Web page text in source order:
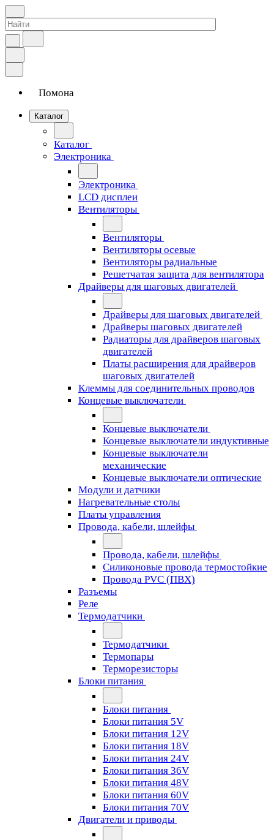
Помона
Каталог
Каталог
Электроника
Электроника
LCD дисплеи
Вентиляторы
Вентиляторы
Вентиляторы осевые
Вентиляторы радиальные
Решетчатая защита для вентилятора
Драйверы для шаговых двигателей
Драйверы для шаговых двигателей
Драйверы шаговых двигателей
Радиаторы для драйверов шаговых
двигателей
Платы расширения для драйверов
шаговых двигателей
Клеммы для соединительных проводов
Концевые выключатели
Концевые выключатели
Концевые выключатели индуктивные
Концевые выключатели
механические
Концевые выключатели оптические
Модули и датчики
Нагревательные столы
Платы управления
Провода, кабели, шлейфы
Провода, кабели, шлейфы
Силиконовые провода термостойкие
Провода PVC (ПВХ)
Разъемы
Реле
Термодатчики
Термодатчики
Термопары
Терморезисторы
Блоки питания
Блоки питания
Блоки питания 5V
Блоки питания 12V
Блоки питания 18V
Блоки питания 24V
Блоки питания 36V
Блоки питания 48V
Блоки питания 60V
Блоки питания 70V
Двигатели и приводы